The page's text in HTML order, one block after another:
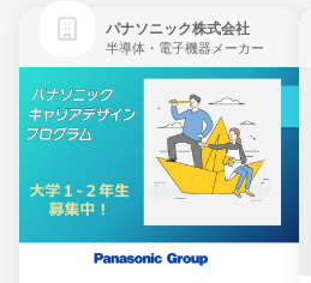
パナソニック株式会社
半導体・電子機器メーカー